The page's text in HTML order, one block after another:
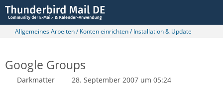
Allgemeines Arbeiten / Konten einrichten / Installation & Update
Google Groups
Darkmatter
28. September 2007 um 05:24